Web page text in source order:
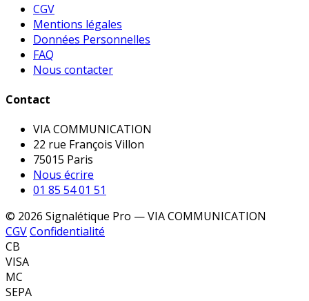
CGV
Mentions légales
Données Personnelles
FAQ
Nous contacter
Contact
VIA COMMUNICATION
22 rue François Villon
75015 Paris
Nous écrire
01 85 54 01 51
© 2026 Signalétique Pro — VIA COMMUNICATION
CGVConfidentialité
CB
VISA
MC
SEPA